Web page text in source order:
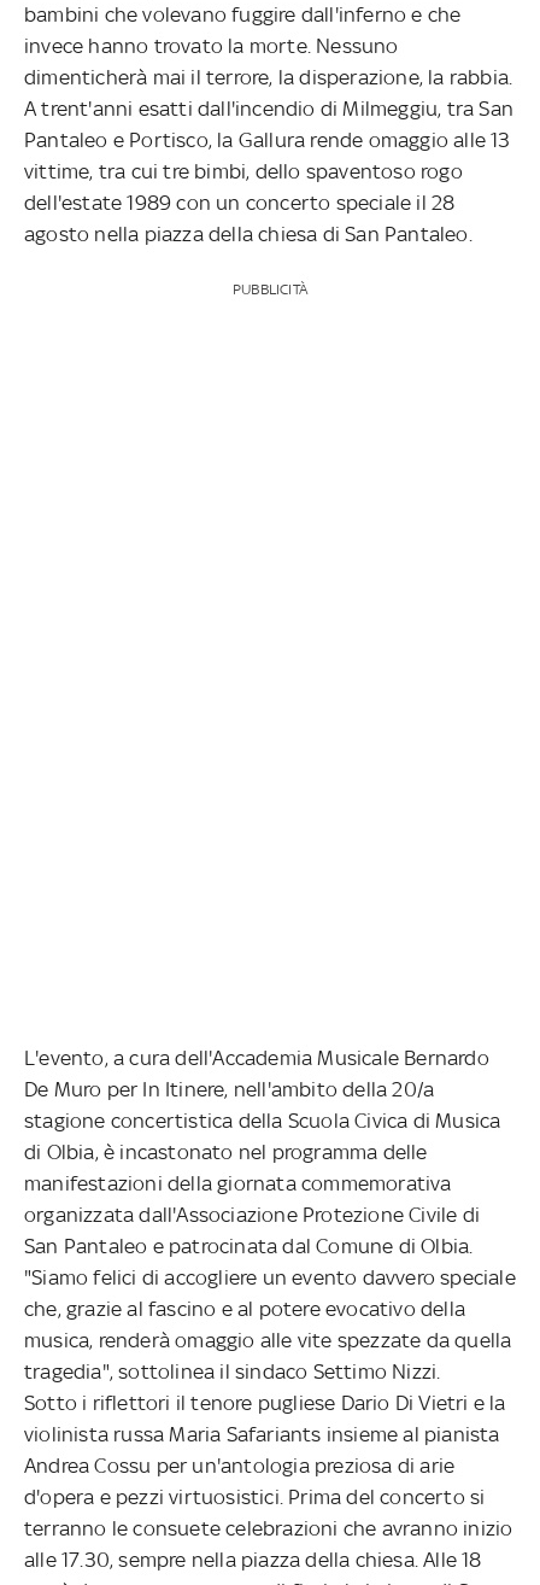
bambini che volevano fuggire dall'inferno e che
invece hanno trovato la morte. Nessuno
dimenticherà mai il terrore, la disperazione, la rabbia.
A trent'anni esatti dall'incendio di Milmeggiu, tra San
Pantaleo e Portisco, la Gallura rende omaggio alle 13
vittime, tra cui tre bimbi, dello spaventoso rogo
dell'estate 1989 con un concerto speciale il 28
agosto nella piazza della chiesa di San Pantaleo.
PUBBLICITÀ
L'evento, a cura dell'Accademia Musicale Bernardo
De Muro per In Itinere, nell'ambito della 20/a
stagione concertistica della Scuola Civica di Musica
di Olbia, è incastonato nel programma delle
manifestazioni della giornata commemorativa
organizzata dall'Associazione Protezione Civile di
San Pantaleo e patrocinata dal Comune di Olbia.
"Siamo felici di accogliere un evento davvero speciale
che, grazie al fascino e al potere evocativo della
musica, renderà omaggio alle vite spezzate da quella
tragedia", sottolinea il sindaco Settimo Nizzi.
Sotto i riflettori il tenore pugliese Dario Di Vietri e la
violinista russa Maria Safariants insieme al pianista
Andrea Cossu per un'antologia preziosa di arie
d'opera e pezzi virtuosistici. Prima del concerto si
terranno le consuete celebrazioni che avranno inizio
alle 17.30, sempre nella piazza della chiesa. Alle 18